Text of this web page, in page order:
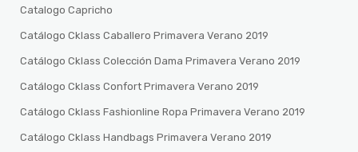
Catalogo Capricho
Catálogo Cklass Caballero Primavera Verano 2019
Catálogo Cklass Colección Dama Primavera Verano 2019
Catálogo Cklass Confort Primavera Verano 2019
Catálogo Cklass Fashionline Ropa Primavera Verano 2019
Catálogo Cklass Handbags Primavera Verano 2019